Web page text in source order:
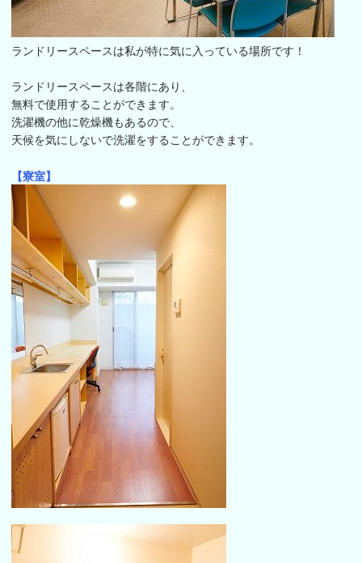
ランドリースペースは私が特に気に入っている場所です！
ランドリースペースは各階にあり、
無料で使用することができます。
洗濯機の他に乾燥機もあるので、
天候を気にしないで洗濯をすることができます。
【寮室】